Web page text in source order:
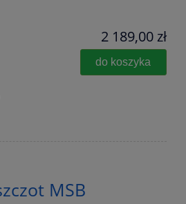
2 189,00 zł
do koszyka
MSB